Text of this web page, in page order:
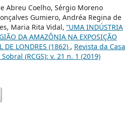
Abreu Coelho, Sérgio Moreno
Gumiero, Andréa Regina de
Maria Rita Vidal, “UMA INDÚSTRIA
DA AMAZÔNIA NA EXPOSIÇÃO
DE LONDRES (1862) , Revista da Casa
(RCGS): v. 21 n. 1 (2019)